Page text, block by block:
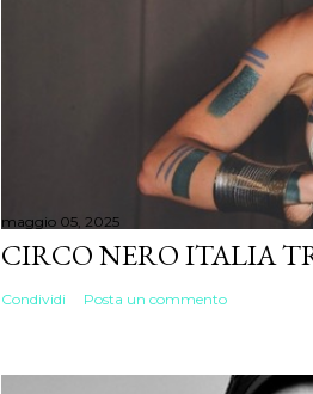
maggio 05, 2025
CIRCO NERO ITALIA
Condividi Posta un commento